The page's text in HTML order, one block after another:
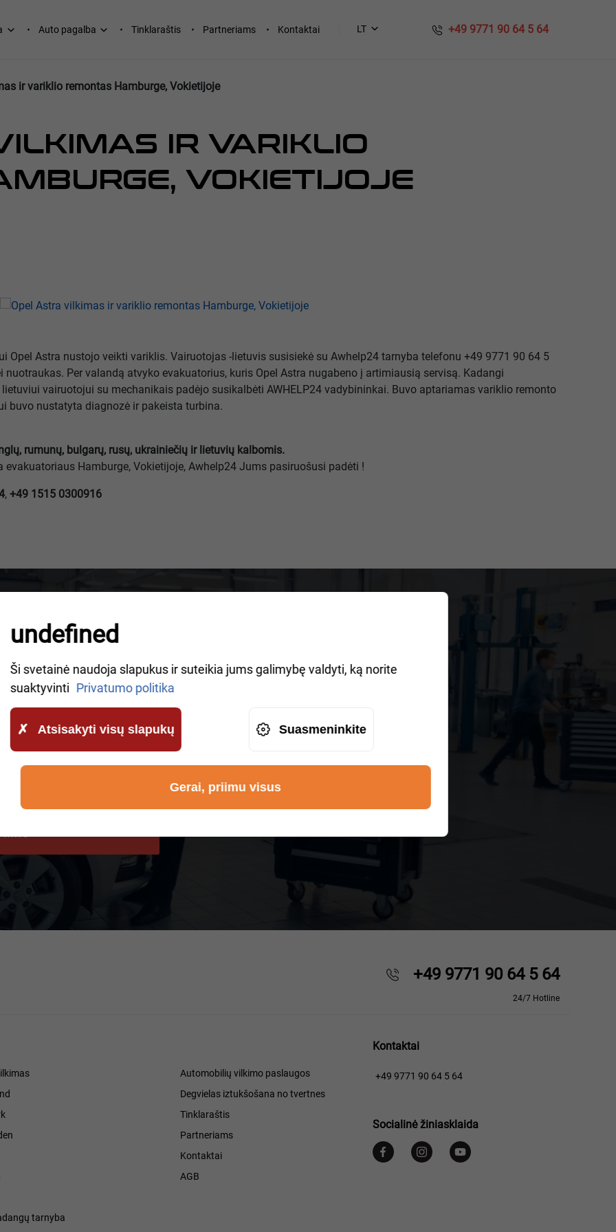
Auto pagalba Tinklaraštis Partneriams Kontaktai LT ​​ +49 9771 90 64 5 64
ir variklio remontas Hamburge, Vokietijoje
IR VARIKLIO
VOKIETIJOJE
Opel Astra nustojo veikti variklis. Vairuotojas -lietuvis susisiekė su Awhelp24 tarnyba telefonu +49 9771 90 64 5
Per valandą atvyko evakuatorius, kuris Opel Astra nugabeno į artimiausią servisą. Kadangi
vairuotojui su mechanikais padėjo susikalbėti AWHELP24 vadybininkai. Buvo aptariamas variklio remonto
buvo nustatyta diagnozė ir pakeista turbina.
rumunų, bulgarų, rusų, ukrainiečių ir lietuvių kalbomis.
Hamburge, Vokietijoje, Awhelp24 Jums pasiruošusi padėti !
, +49 1515 0300916
A CALLBACK?
representatives will contact you shortly to
perduodami „AWHelp“ ir kad
+49 9771 90 64 5 64
24/7 Hotline
tarnyba
Automobilių vilkimo paslaugos
Degvielas iztukšošana no tvertnes
Tinklaraštis
Partneriams
Kontaktai
AGB
Kontaktai
+49 9771 90 64 5 64
Socialinė žiniasklaida
undefined
Ši svetainė naudoja slapukus ir suteikia jums galimybę valdyti, ką norite
suaktyvinti Privatumo politika
Atsisakyti visų slapukų Suasmeninkite
Gerai, priimu visus